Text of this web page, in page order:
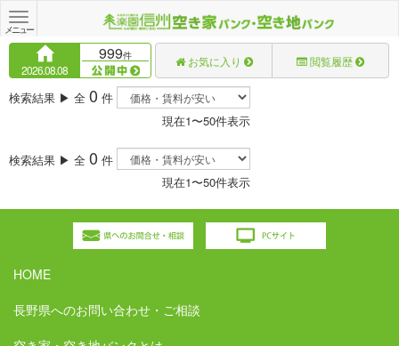
Toggle
navigation
メニュー
2026.08.08
999件 お気に入り 閲覧履歴
検索結果 ▶ 全 0 件
現在1〜50件表示
検索結果 ▶ 全 0 件
現在1〜50件表示
HOME
長野県へのお問い合わせ・ご相談